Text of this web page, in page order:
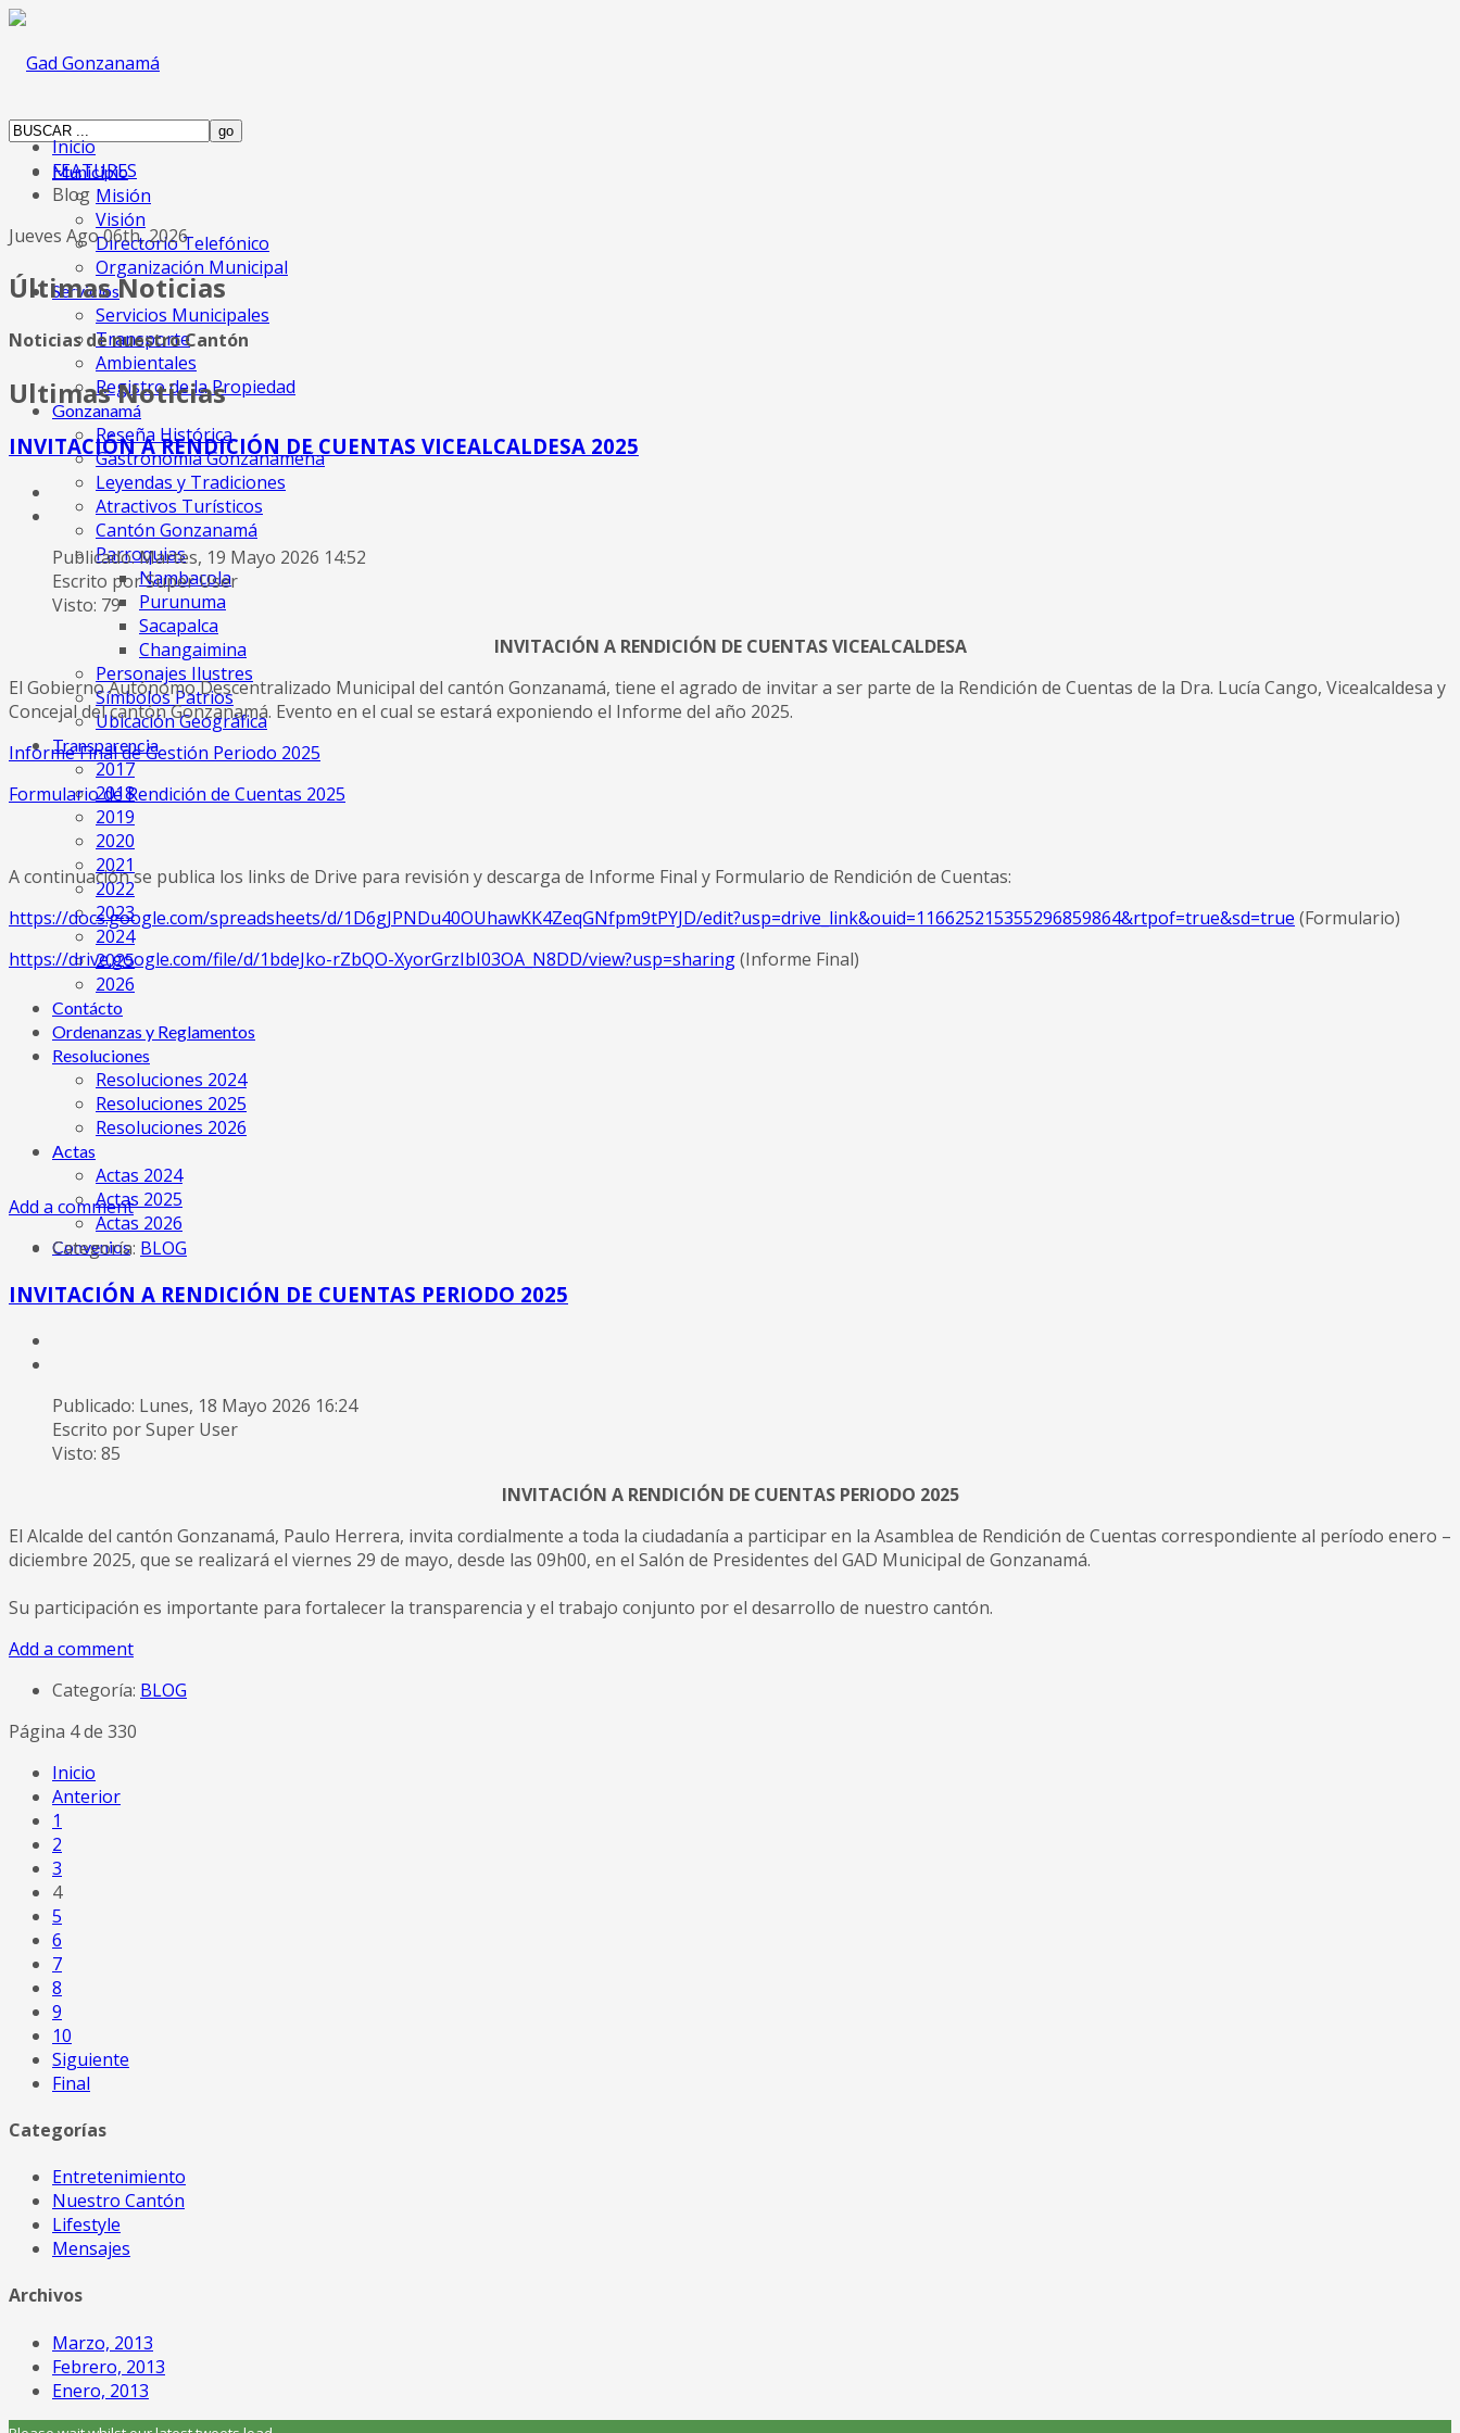
Municipio
Misión
Visión
Directorio Telefónico
Organización Municipal
Servicios
Servicios Municipales
Transporte
Ambientales
Registro de la Propiedad
Gonzanamá
Reseña Histórica
Gastronomia Gonzanameña
Leyendas y Tradiciones
Atractivos Turísticos
Cantón Gonzanamá
Parroquias
Nambacola
Purunuma
Sacapalca
Changaimina
Personajes Ilustres
Símbolos Patrios
Ubicación Geográfica
Transparencia
2017
2018
2019
2020
2021
2022
2023
2024
2025
2026
Contácto
Ordenanzas y Reglamentos
Resoluciones
Resoluciones 2024
Resoluciones 2025
Resoluciones 2026
Actas
Actas 2024
Actas 2025
Actas 2026
Convenios
Inicio
FEATURES
Blog
Jueves Ago 06th, 2026
Últimas Noticias
Noticias de nuestro Cantón
Ultimas Noticias
INVITACIÓN A RENDICIÓN DE CUENTAS VICEALCALDESA 2025
Publicado: Martes, 19 Mayo 2026 14:52
Escrito por Super User
Visto: 79
INVITACIÓN A RENDICIÓN DE CUENTAS VICEALCALDESA
El Gobierno Autónomo Descentralizado Municipal del cantón Gonzanamá, tiene el agrado de invitar a ser parte de la Rendición de Cuentas de la Dra. Lucía Cango, Vicealcaldesa y
Concejal del cantón Gonzanamá. Evento en el cual se estará exponiendo el Informe del año 2025.
Informe Final de Gestión Periodo 2025
Formulario de Rendición de Cuentas 2025
A continuación se publica los links de Drive para revisión y descarga de Informe Final y Formulario de Rendición de Cuentas:
https://docs.google.com/spreadsheets/d/1D6gJPNDu40OUhawKK4ZeqGNfpm9tPYJD/edit?usp=drive_link&ouid=116625215355296859864&rtpof=true&sd=true (Formulario)
https://drive.google.com/file/d/1bdeJko-rZbQO-XyorGrzIbI03OA_N8DD/view?usp=sharing(Informe Final)
Add a comment
Categoría: BLOG
INVITACIÓN A RENDICIÓN DE CUENTAS PERIODO 2025
Publicado: Lunes, 18 Mayo 2026 16:24
Escrito por Super User
Visto: 85
INVITACIÓN A RENDICIÓN DE CUENTAS PERIODO 2025
El Alcalde del cantón Gonzanamá, Paulo Herrera, invita cordialmente a toda la ciudadanía a participar en la Asamblea de Rendición de Cuentas correspondiente al período enero –
diciembre 2025, que se realizará el viernes 29 de mayo, desde las 09h00, en el Salón de Presidentes del GAD Municipal de Gonzanamá.
Su participación es importante para fortalecer la transparencia y el trabajo conjunto por el desarrollo de nuestro cantón.
Add a comment
Categoría: BLOG
Página 4 de 330
Inicio
Anterior
1
2
3
4
5
6
7
8
9
10
Siguiente
Final
Categorías
Entretenimiento
Nuestro Cantón
Lifestyle
Mensajes
Archivos
Marzo, 2013
Febrero, 2013
Enero, 2013